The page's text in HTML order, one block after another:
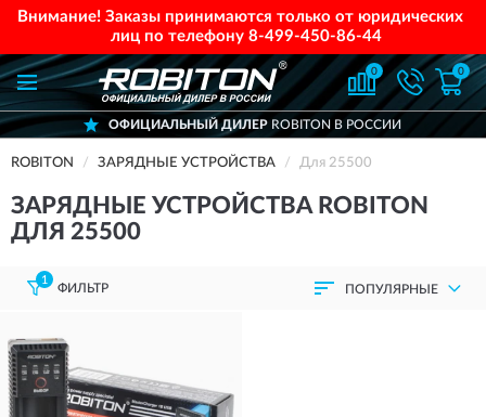
Внимание! Заказы принимаются только от юридических
лиц по телефону 8-499-450-86-44
0 0
ОФИЦИАЛЬНЫЙ ДИЛЕРROBITON В РОССИИ
ROBITON ЗАРЯДНЫЕ УСТРОЙСТВА Для 25500
ЗАРЯДНЫЕ УСТРОЙСТВА ROBITON
ДЛЯ 25500
1
ФИЛЬТР ПОПУЛЯРНЫЕ